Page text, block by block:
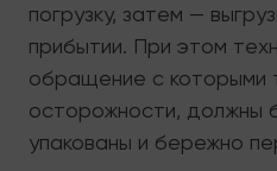
погрузку, затем —
прибытии. При этом
обращение с которыми
осторожности, должны
упакованы и бережно